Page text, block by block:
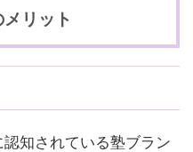
リット
知されている塾ブラン